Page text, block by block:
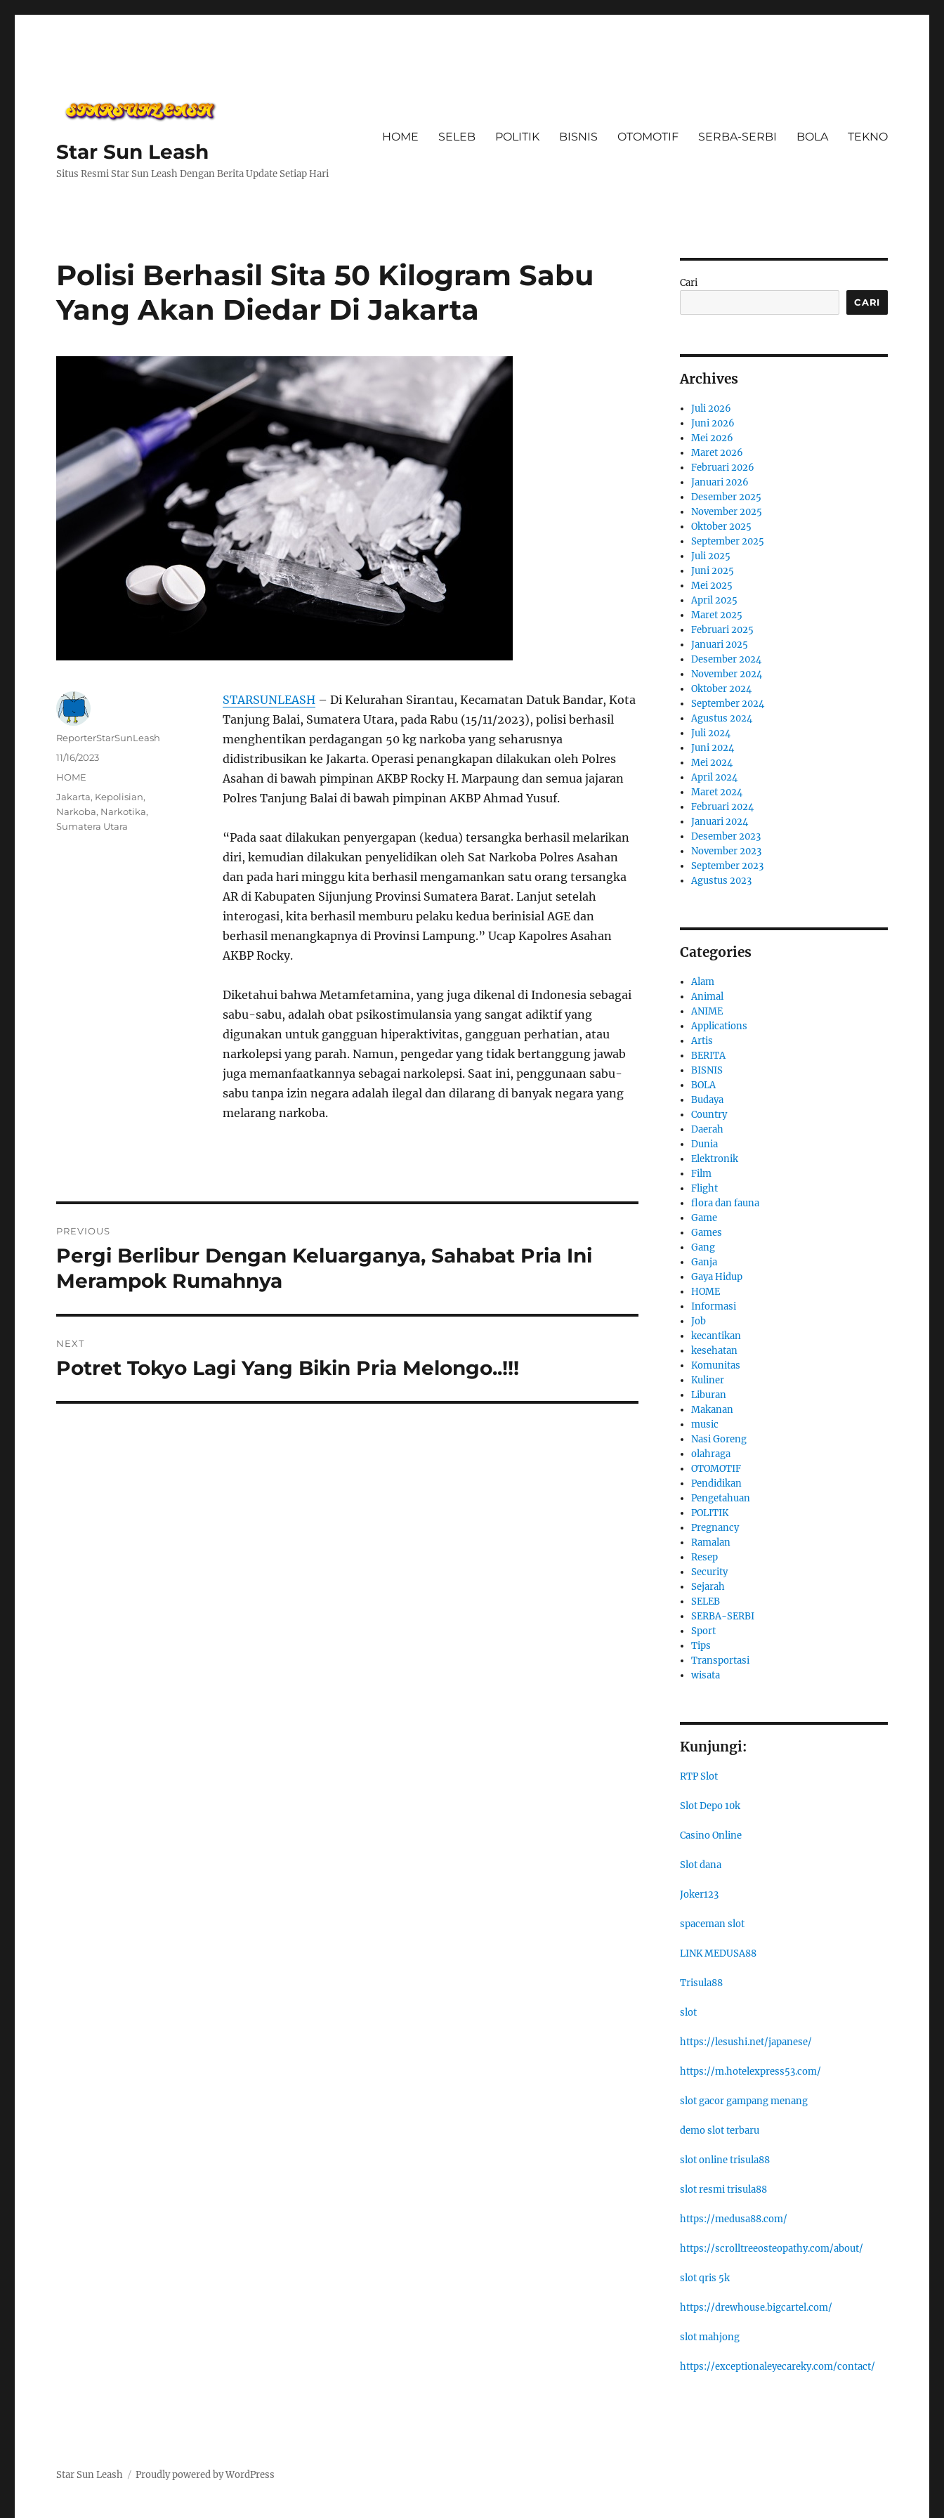
Star Sun Leash
Situs Resmi Star Sun Leash Dengan Berita Update Setiap Hari
HOME SELEB POLITIK BISNIS OTOMOTIF SERBA-SERBI BOLA TEKNO
Polisi Berhasil Sita 50 Kilogram Sabu
Yang Akan Diedar Di Jakarta
STARSUNLEASH– Di Kelurahan Sirantau, Kecamatan Datuk Bandar, Kota
Tanjung Balai, Sumatera Utara, pada Rabu (15/11/2023), polisi berhasil
menghentikan perdagangan 50 kg narkoba yang seharusnya
didistribusikan ke Jakarta. Operasi penangkapan dilakukan oleh Polres
Asahan di bawah pimpinan AKBP Rocky H. Marpaung dan semua jajaran
Polres Tanjung Balai di bawah pimpinan AKBP Ahmad Yusuf.
“Pada saat dilakukan penyergapan (kedua) tersangka berhasil melarikan
diri, kemudian dilakukan penyelidikan oleh Sat Narkoba Polres Asahan
dan pada hari minggu kita berhasil mengamankan satu orang tersangka
AR di Kabupaten Sijunjung Provinsi Sumatera Barat. Lanjut setelah
interogasi, kita berhasil memburu pelaku kedua berinisial AGE dan
berhasil menangkapnya di Provinsi Lampung.” Ucap Kapolres Asahan
AKBP Rocky.
Diketahui bahwa Metamfetamina, yang juga dikenal di Indonesia sebagai
sabu-sabu, adalah obat psikostimulansia yang sangat adiktif yang
digunakan untuk gangguan hiperaktivitas, gangguan perhatian, atau
narkolepsi yang parah. Namun, pengedar yang tidak bertanggung jawab
juga memanfaatkannya sebagai narkolepsi. Saat ini, penggunaan sabu-
sabu tanpa izin negara adalah ilegal dan dilarang di banyak negara yang
melarang narkoba.
Author
ReporterStarSunLeash
Posted
on
11/16/2023
Categories
HOME
Tags
Jakarta, Kepolisian,
Narkoba, Narkotika,
Sumatera Utara
pos
PREVIOUS
Previous
post:
Pergi Berlibur Dengan Keluarganya, Sahabat Pria Ini
Merampok Rumahnya
NEXT
Next
Potret Tokyo Lagi Yang Bikin Pria Melongo..!!!
Cari
CARI
Archives
Juli 2026
Juni 2026
Mei 2026
Maret 2026
Februari 2026
Januari 2026
Desember 2025
November 2025
Oktober 2025
September 2025
Juli 2025
Juni 2025
Mei 2025
April 2025
Maret 2025
Februari 2025
Januari 2025
Desember 2024
November 2024
Oktober 2024
September 2024
Agustus 2024
Juli 2024
Juni 2024
Mei 2024
April 2024
Maret 2024
Februari 2024
Januari 2024
Desember 2023
November 2023
September 2023
Agustus 2023
Categories
Alam
Animal
ANIME
Applications
Artis
BERITA
BISNIS
BOLA
Budaya
Country
Daerah
Dunia
Elektronik
Film
Flight
flora dan fauna
Game
Games
Gang
Ganja
Gaya Hidup
HOME
Informasi
Job
kecantikan
kesehatan
Komunitas
Kuliner
Liburan
Makanan
music
Nasi Goreng
olahraga
OTOMOTIF
Pendidikan
Pengetahuan
POLITIK
Pregnancy
Ramalan
Resep
Security
Sejarah
SELEB
SERBA-SERBI
Sport
Tips
Transportasi
wisata
Kunjungi:
RTP Slot
Slot Depo 10k
Casino Online
Slot dana
Joker123
spaceman slot
LINK MEDUSA88
Trisula88
slot
https://lesushi.net/japanese/
https://m.hotelexpress53.com/
slot gacor gampang menang
demo slot terbaru
slot online trisula88
slot resmi trisula88
https://medusa88.com/
https://scrolltreeosteopathy.com/about/
slot qris 5k
https://drewhouse.bigcartel.com/
slot mahjong
https://exceptionaleyecareky.com/contact/
Star Sun Leash Proudly powered by WordPress